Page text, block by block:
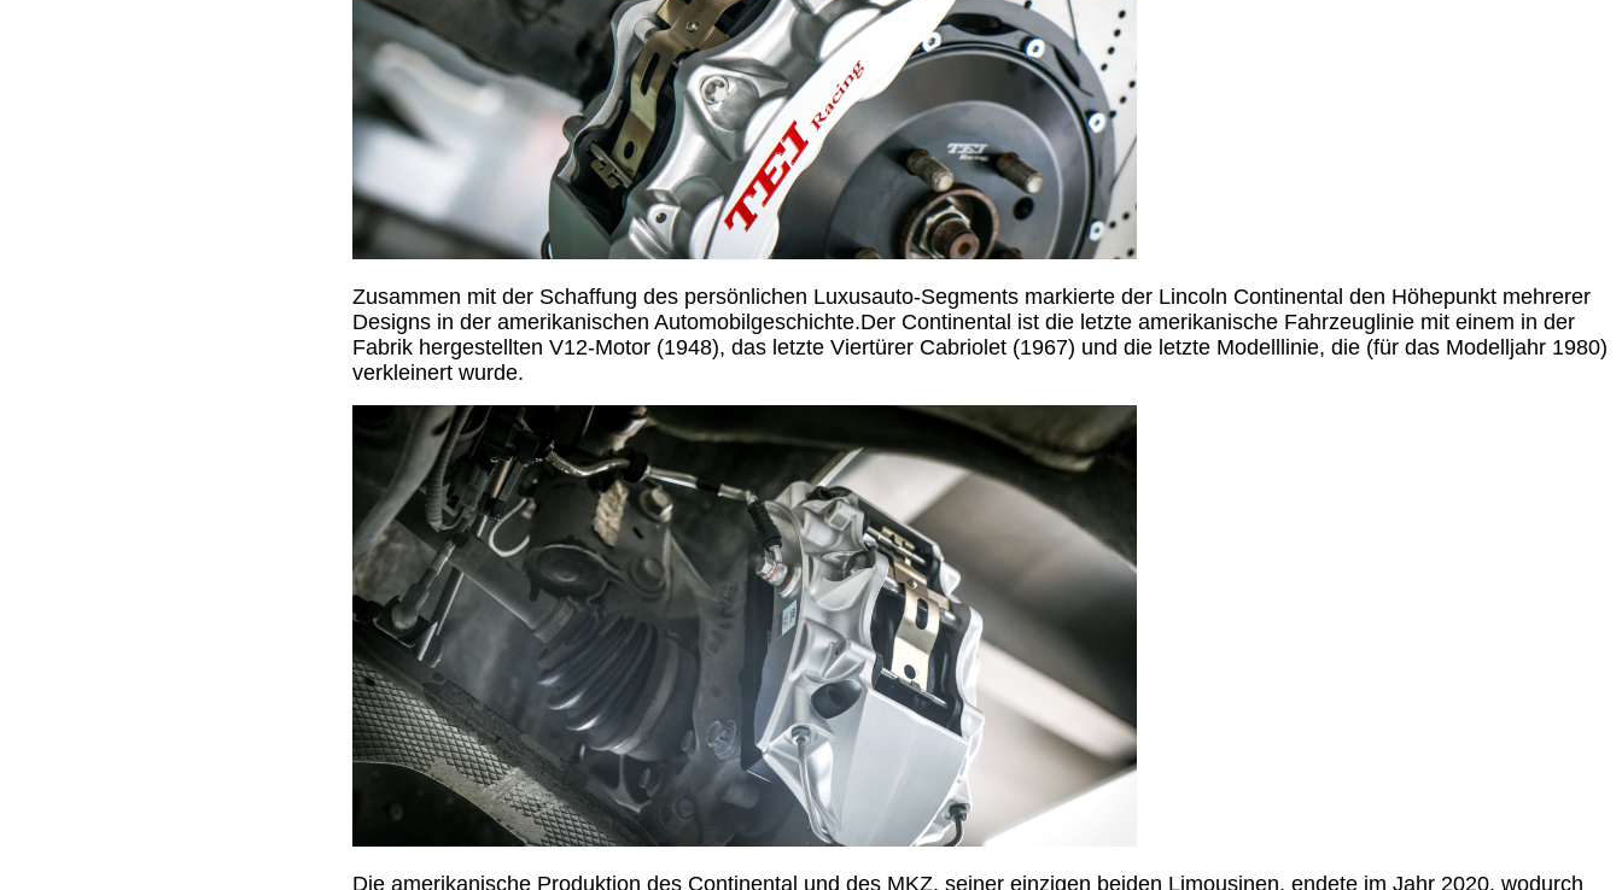
Zusammen mit der Schaffung des persönlichen Luxusauto-Segments markierte der Lincoln Continental den Höhepunkt mehrerer
Designs in der amerikanischen Automobilgeschichte.Der Continental ist die letzte amerikanische Fahrzeuglinie mit einem in der
Fabrik hergestellten V12-Motor (1948), das letzte Viertürer Cabriolet (1967) und die letzte Modelllinie, die (für das Modelljahr 1980)
verkleinert wurde.
Die amerikanische Produktion des Continental und des MKZ, seiner einzigen beiden Limousinen, endete im Jahr 2020, wodurch